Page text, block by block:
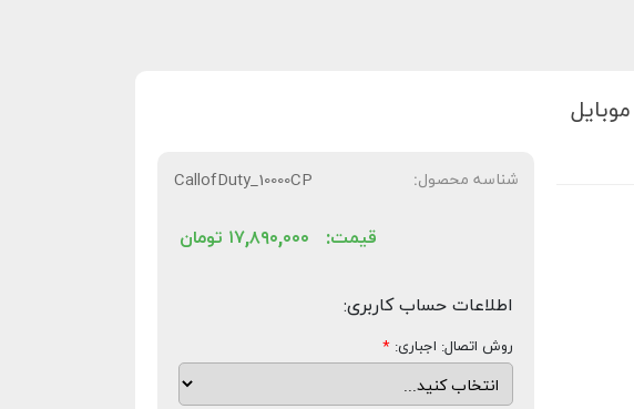
شناسه محصول:
CallofDuty_10000CP
قیمت: تومان ۱۷,۸۹۰,۰۰۰
اطلاعات حساب کاربری:
روش اتصال: اجباری: *